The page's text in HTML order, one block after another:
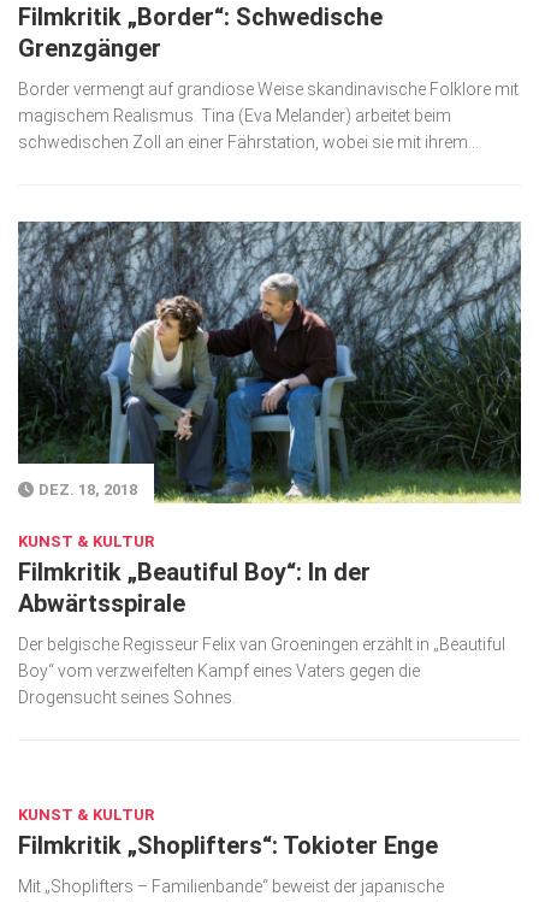
Top Branchen
SACHSEN IN PARIS
Filmkritik „Border“: Schwedische
Grenzgänger
Border vermengt auf grandiose Weise skandinavische Folklore mit
magischem Realismus. Tina (Eva Melander) arbeitet beim
schwedischen Zoll an einer Fährstation, wobei sie mit ihrem...
DEZ. 18, 2018
KUNST & KULTUR
Filmkritik „Beautiful Boy“: In der
Abwärtsspirale
Der belgische Regisseur Felix van Groeningen erzählt in „Beautiful
Boy“ vom verzweifelten Kampf eines Vaters gegen die
Drogensucht seines Sohnes.
KUNST & KULTUR
Filmkritik „Shoplifters“: Tokioter Enge
Mit „Shoplifters – Familienbande“ beweist der japanische